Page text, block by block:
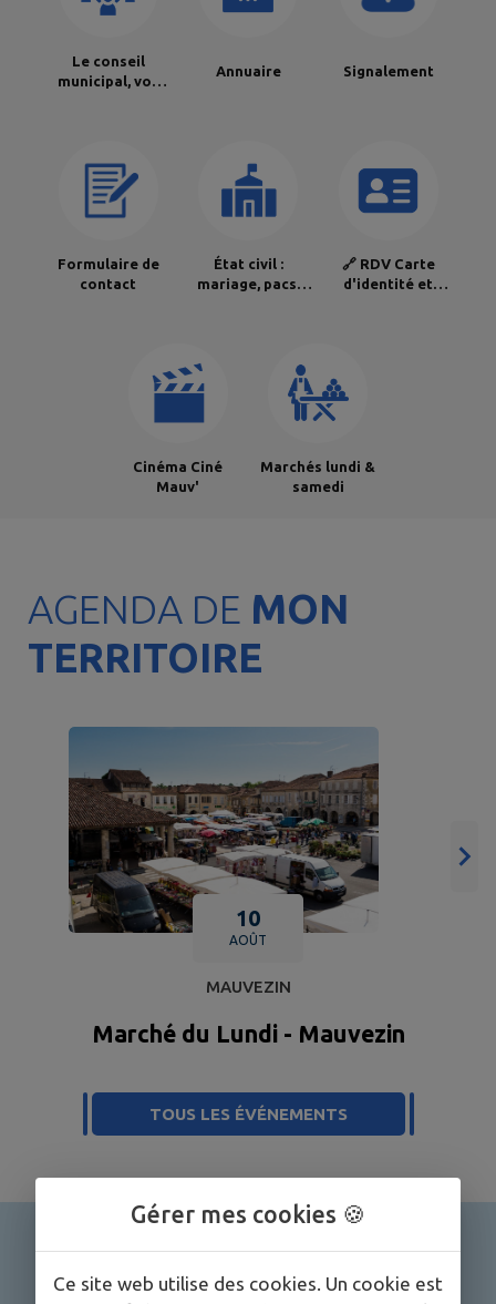
Le conseil
municipal, vos
compétences
Annuaire Signalement
Formulaire de
contact
État civil :
mariage, pacs,
mariages, décès
🔗 RDV Carte
d'identité et
Cinéma Ciné
Mauv'
Marchés lundi &
samedi
AGENDA DE MON
TERRITOIRE
10
AOÛT
MAUVEZIN
Marché du Lundi - Mauvezin
TOUS LES ÉVÉNEMENTS
Gérer mes cookies 🍪
Ce site web utilise des cookies. Un cookie est